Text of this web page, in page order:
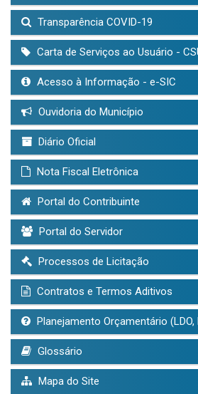
Transparência COVID-19
Carta de Serviços ao Usuário -
Acesso à Informação - e-SIC
Ouvidoria do Município
Diário Oficial
Nota Fiscal Eletrônica
Portal do Contribuinte
Portal do Servidor
Processos de Licitação
Contratos e Termos Aditivos
Planejamento Orçamentário (LDO,
Glossário
Mapa do Site